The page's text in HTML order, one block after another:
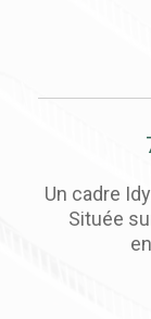
métro et